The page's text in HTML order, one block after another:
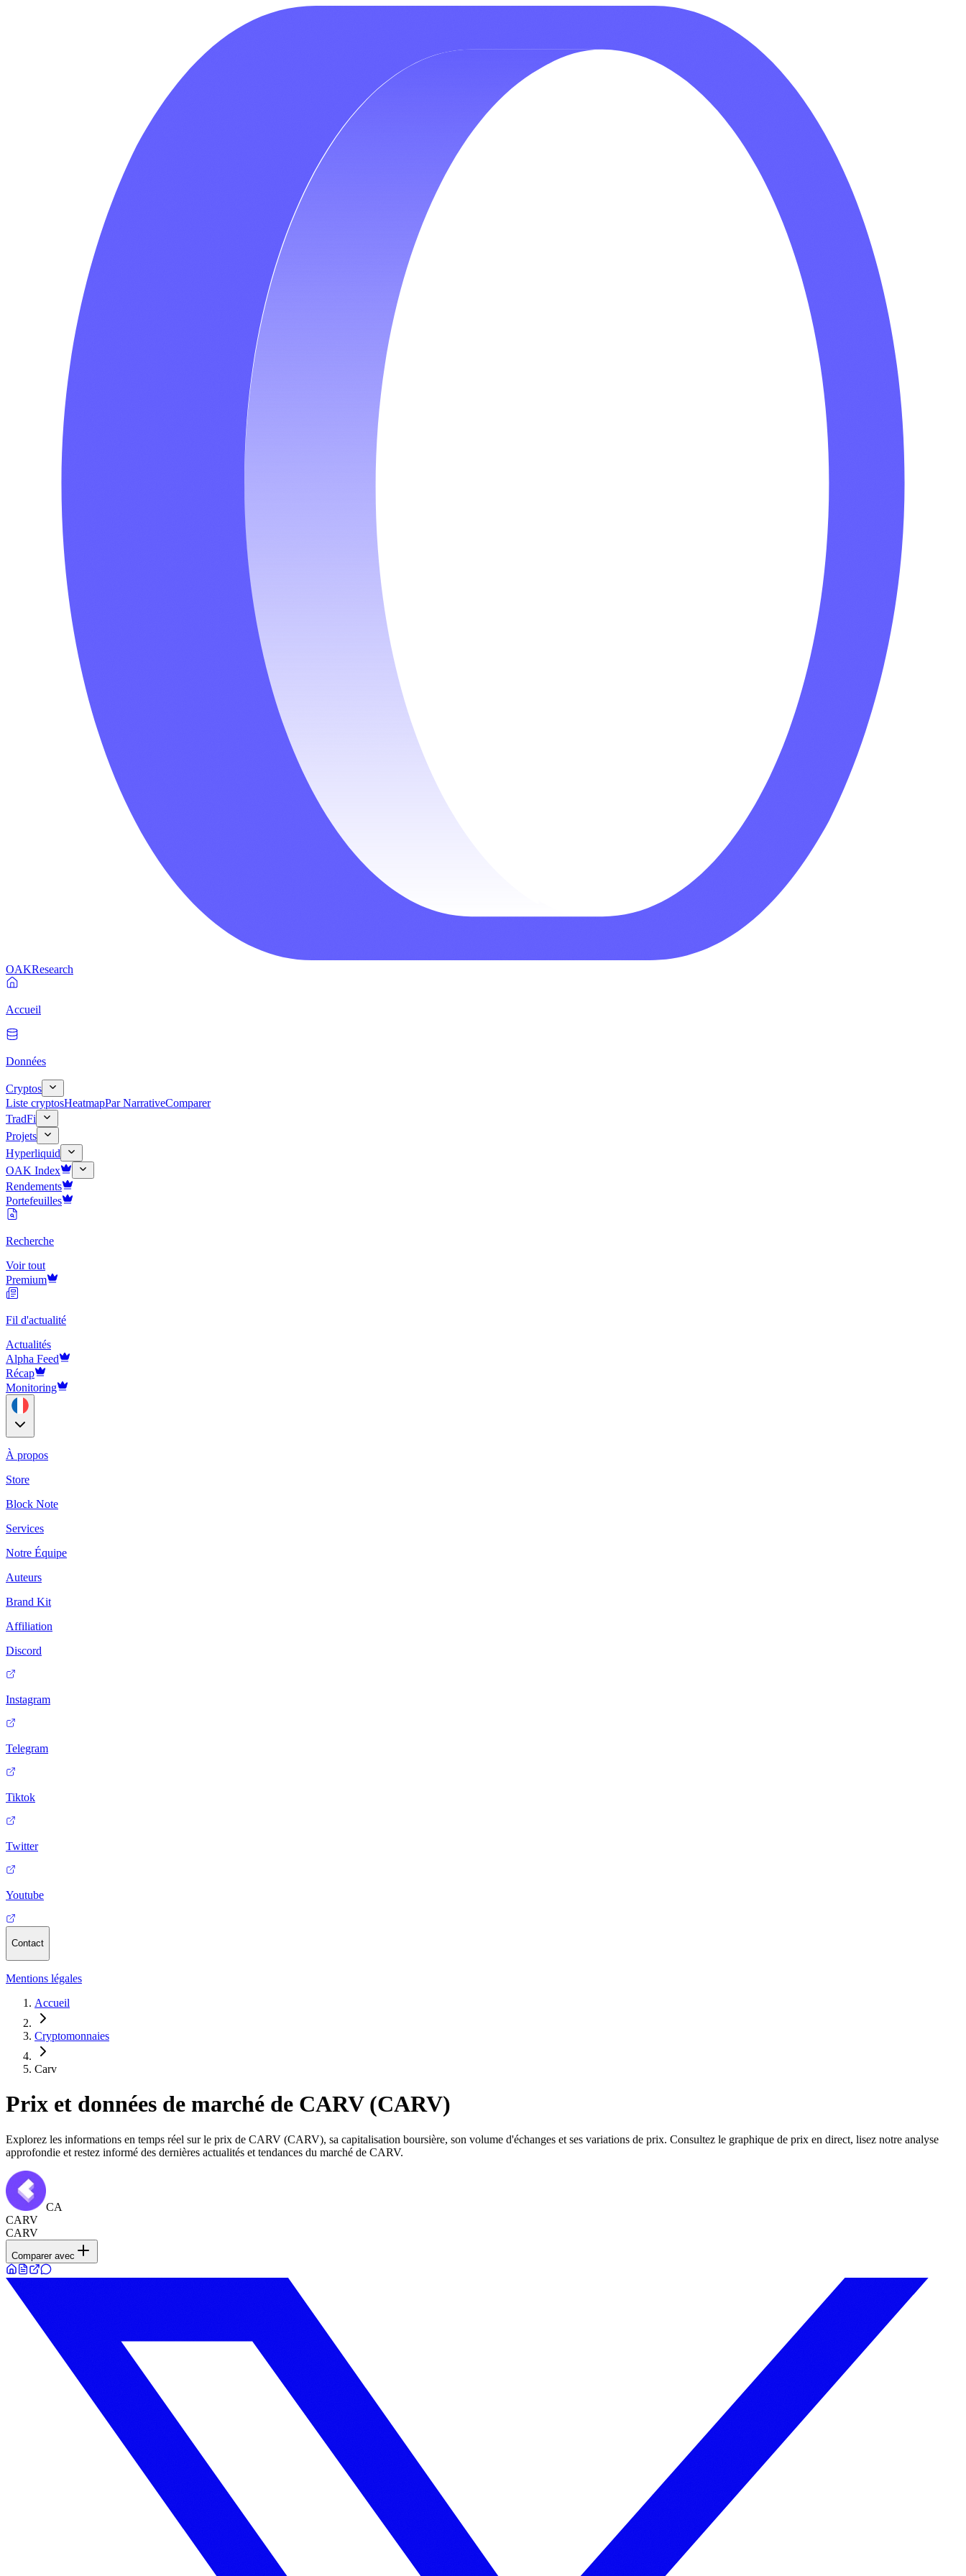
OAKResearch
Accueil
Données
Cryptos
Liste cryptosHeatmapPar NarrativeComparer
TradFi
Projets
Hyperliquid
OAK Index
Rendements
Portefeuilles
Recherche
Voir tout
Premium
Fil d'actualité
Actualités
Alpha Feed
Récap
Monitoring
À propos
Store
Block Note
Services
Notre Équipe
Auteurs
Brand Kit
Affiliation
Discord
Instagram
Telegram
Tiktok
Twitter
Youtube
Contact
Mentions légales
Accueil
Cryptomonnaies
Carv
Prix et données de marché de CARV (CARV)
Explorez les informations en temps réel sur le prix de CARV (CARV), sa capitalisation boursière, son volume d'échanges et ses variations de prix. Consultez le graphique de prix en direct, lisez notre analyse
approfondie et restez informé des dernières actualités et tendances du marché de CARV.
CA
CARV
CARV
Comparer avec